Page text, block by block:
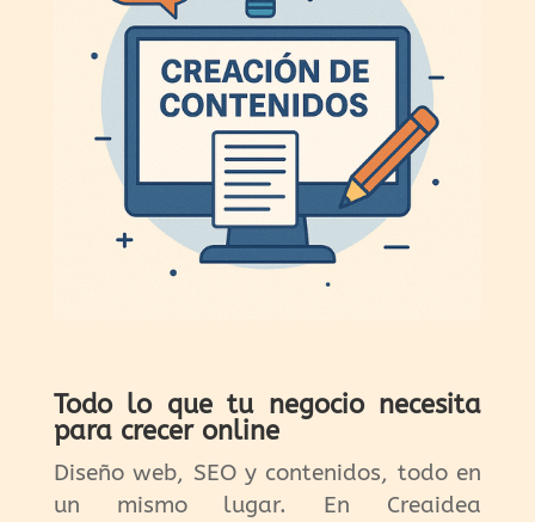
Todo lo que tu negocio necesita
para crecer online
Diseño web, SEO y contenidos, todo en
un mismo lugar. En Creaidea